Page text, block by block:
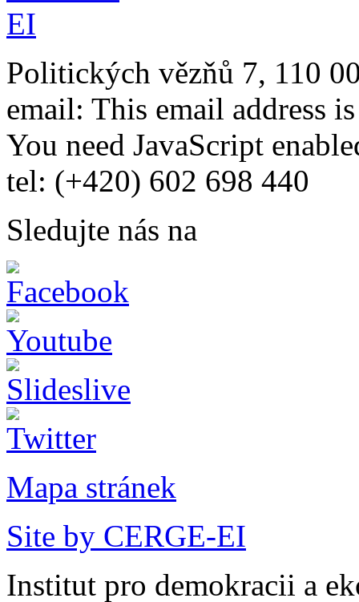
Politických vězňů 7, 110
email: This email address
You need JavaScript
tel: (+420) 602 698 440
Sledujte nás na
Mapa stránek
Site by CERGE-EI
Institut pro demokracii a